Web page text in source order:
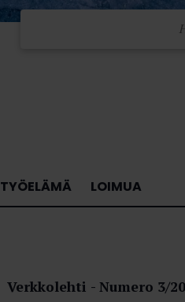
TYÖELÄMÄ LOIMUA
Verkkolehti Numero 3/